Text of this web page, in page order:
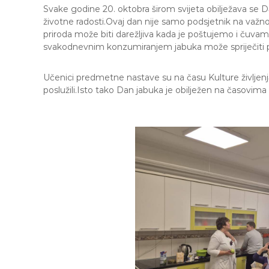
e
M
j
e
n
i
r
a
Svake godine 20. oktobra širom svijeta obilježava se
životne radosti.Ovaj dan nije samo podsjetnik na
priroda može biti darežljiva kada je poštujemo i
svakodnevnim konzumiranjem jabuka može
Učenici predmetne nastave su na času Kulture
poslužili.Isto tako Dan jabuka je obilježen na